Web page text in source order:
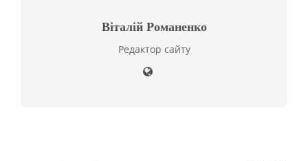
Віталій Романенко
Редактор сайту